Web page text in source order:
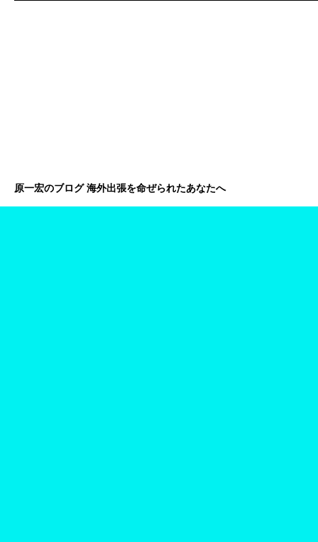
原一宏のブログ 海外出張を命ぜられたあなたへ